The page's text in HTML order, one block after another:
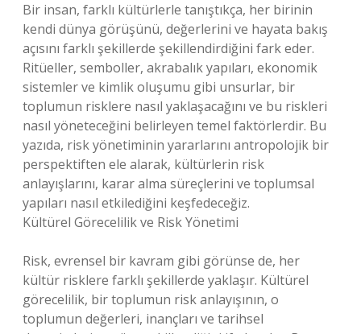
Bir insan, farklı kültürlerle tanıştıkça, her birinin
kendi dünya görüşünü, değerlerini ve hayata bakış
açısını farklı şekillerde şekillendirdiğini fark eder.
Ritüeller, semboller, akrabalık yapıları, ekonomik
sistemler ve kimlik oluşumu gibi unsurlar, bir
toplumun risklere nasıl yaklaşacağını ve bu riskleri
nasıl yöneteceğini belirleyen temel faktörlerdir. Bu
yazıda, risk yönetiminin yararlarını antropolojik bir
perspektiften ele alarak, kültürlerin risk
anlayışlarını, karar alma süreçlerini ve toplumsal
yapıları nasıl etkilediğini keşfedeceğiz.
Kültürel Görecelilik ve Risk Yönetimi
Risk, evrensel bir kavram gibi görünse de, her
kültür risklere farklı şekillerde yaklaşır. Kültürel
görecelilik, bir toplumun risk anlayışının, o
toplumun değerleri, inançları ve tarihsel